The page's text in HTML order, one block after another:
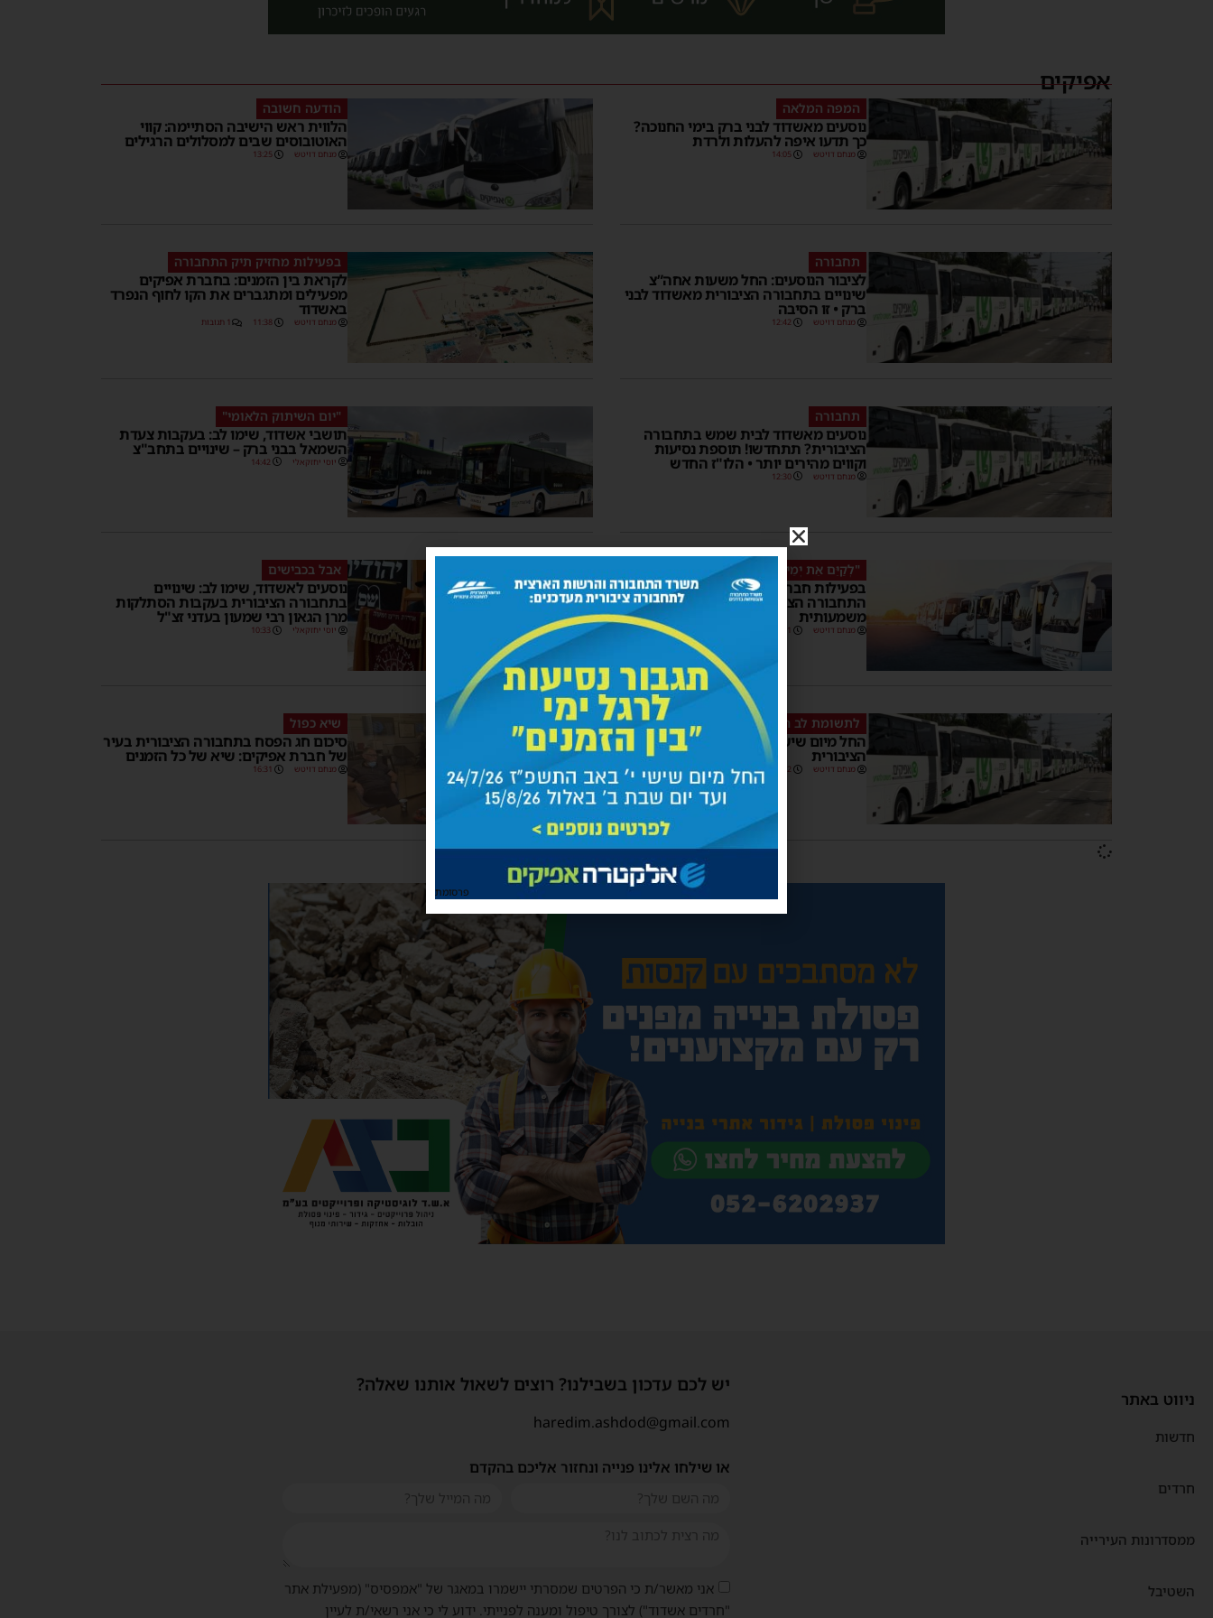
אפיקים
המפה המלאה
נוסעים מאשדוד לבני ברק בימי החנוכה?
כך תדעו איפה להעלות ולרדת
מנחם דויטש 14:05
הודעה חשובה
הלווית ראש הישיבה הסתיימה: קווי
האוטובוסים שבים למסלולים הרגילים
מנחם דויטש 13:25
תחבורה
לציבור הנוסעים: החל משעות אחה”צ
שינויים בתחבורה הציבורית מאשדוד לבני
ברק • זו הסיבה
מנחם דויטש 12:42
בפעילות מחזיק תיק התחבורה
לקראת בין הזמנים: בחברת אפיקים
מפעילים ומתגברים את הקו לחוף הנפרד
באשדוד
מנחם דויטש 11:38 1 תגובות
תחבורה
נוסעים מאשדוד לבית שמש בתחבורה
הציבורית? תתחדשו! תוספת נסיעות
וקווים מהירים יותר • הלו"ז החדש
מנחם דויטש 12:30
"יום השיתוק הלאומי"
תושבי אשדוד, שימו לב: בעקבות צעדת
השמאל בבני ברק – שינויים בתחב"צ
יוסי יחזקאלי 14:42
"לְקַיֵּם אֵת יְמֵי הַפֻּרִים הָאֵלֶּה בִּזְמַנֵּיהֶם"
בפעילות חבר המועצה שמואל שוק:
התחבורה הציבורית בימי הפורים תתוגבר
משמעותית
מנחם דויטש 14:51
אבל בכבישים
נוסעים לאשדוד, שימו לב: שינויים
בתחבורה הציבורית בעקבות הסתלקות
מרן הגאון רבי שמעון בעדני זצ"ל
יוסי יחזקאלי 10:33
לתשומת לב הנוסעים
החל מיום שישי: שינוי בשעות התחבורה
הציבורית
מנחם דויטש 07:02 2 תגובות
שיא כפול
סיכום חג הפסח בתחבורה הציבורית בעיר
של חברת אפיקים: שיא של כל הזמנים
מנחם דויטש 16:31
ניווט באתר
חדשות
חרדים
ממסדרונות העירייה
השטיבל
יש לכם עדכון בשבילנו? רוצים לשאול אותנו שאלה?
haredim.ashdod@gmail.com
או שילחו אלינו פנייה ונחזור אליכם בהקדם
אני מאשר/ת כי הפרטים שמסרתי יישמרו במאגר של "אמפסיס" (מפעילת אתר
"חרדים אשדוד") לצורך טיפול ומענה לפנייתי. ידוע לי כי אני רשאי/ת לעיין
פרסומת